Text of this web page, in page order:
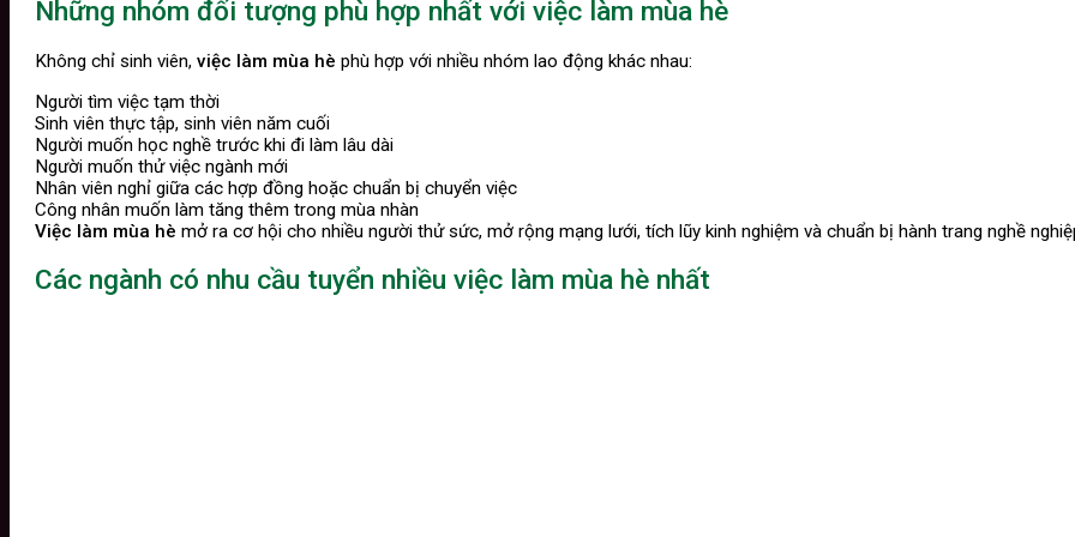
Những nhóm đối tượng phù hợp nhất với việc làm mùa hè
Không chỉ sinh viên, việc làm mùa hè phù hợp với nhiều nhóm lao động khác nhau:
Người tìm việc tạm thời
Sinh viên thực tập, sinh viên năm cuối
Người muốn học nghề trước khi đi làm lâu dài
Người muốn thử việc ngành mới
Nhân viên nghỉ giữa các hợp đồng hoặc chuẩn bị chuyển việc
Công nhân muốn làm tăng thêm trong mùa nhàn
Việc làm mùa hè mở ra cơ hội cho nhiều người thử sức, mở rộng mạng lưới, tích lũy kinh nghiệm và chuẩn bị hành trang nghề
Các ngành có nhu cầu tuyển nhiều việc làm mùa hè nhất